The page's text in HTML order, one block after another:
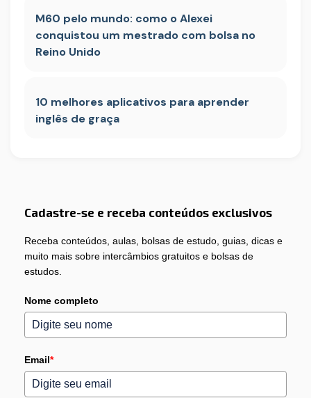
M60 pelo mundo: como o Alexei
conquistou um mestrado com bolsa no
Reino Unido
10 melhores aplicativos para aprender
inglês de graça
Cadastre-se e receba conteúdos exclusivos
Receba conteúdos, aulas, bolsas de estudo, guias, dicas e
muito mais sobre intercâmbios gratuitos e bolsas de
estudos.
Nome completo
Email*